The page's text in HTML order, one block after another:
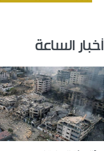
أخبار الساعة